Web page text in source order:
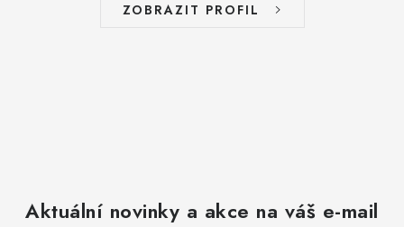
ZOBRAZIT PROFIL
Aktuální novinky a akce na váš e-mail